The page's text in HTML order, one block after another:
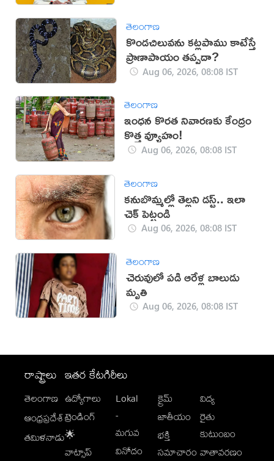
తెలంగాణ
కొండచిలువను కట్లపాము కాటేస్తే
ప్రాణాపాయం తప్పదా?
Aug 06, 2026, 08:08 IST
తెలంగాణ
ఇంధన కొరత నివారణకు కేంద్రం
కొత్త వ్యూహం!
Aug 06, 2026, 08:08 IST
తెలంగాణ
కనుబొమ్మల్లో తెల్లని డస్ట్.. ఇలా
చెక్ పెట్టండి
Aug 06, 2026, 08:08 IST
తెలంగాణ
చెరువులో పడి ఆరేళ్ల బాలుడు
మృతి
Aug 06, 2026, 08:08 IST
రాష్ట్రాలు
తెలంగాణ
ఆంధ్రప్రదేశ్
తమిళనాడు
ఇతర కేటగిరీలు
ఉద్యోగాలు
ట్రెండింగ్
🌟
వాట్సాప్
Lokal
-
మగువ
వినోదం
క్రైమ్
జాతీయం
భక్తి
సమాచారం
విద్య
రైతు
కుటుంబం
వాతావరణం